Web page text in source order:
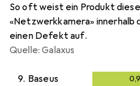
So oft weist ein Produkt
«Netzwerkkamera»
einen Defekt auf.
Quelle: Galaxus
9. Baseus 0,9